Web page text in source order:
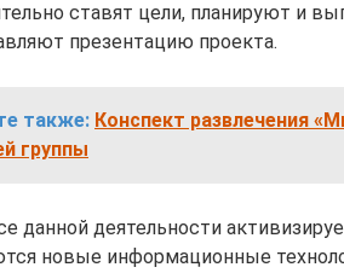
ставят цели, планируют и
презентацию проекта.
также: Конспект развлечения
группы
данной деятельности
новые информационные